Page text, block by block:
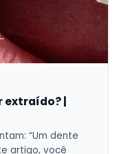
extraído? |
“Um dente
artigo, você